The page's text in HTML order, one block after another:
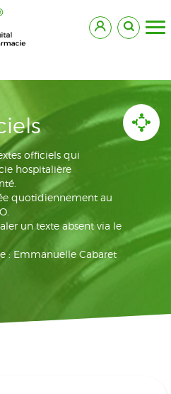
officiels qui
hospitalière
quotidiennement au
un texte absent via le
: Emmanuelle Cabaret